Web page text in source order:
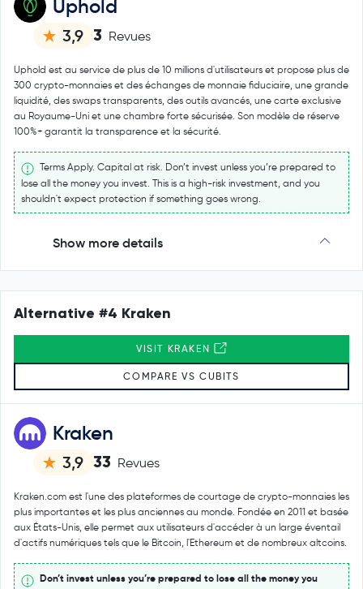
Uphold
3,9 3 Revues
Uphold est au service de plus de 10 millions d'utilisateurs et propose plus de
300 crypto-monnaies et des échanges de monnaie fiduciaire, une grande
liquidité, des swaps transparents, des outils avancés, une carte exclusive
au Royaume-Uni et une chambre forte sécurisée. Son modèle de réserve
100%+ garantit la transparence et la sécurité.
Terms Apply. Capital at risk. Don’t invest unless you’re prepared to
lose all the money you invest. This is a high-risk investment, and you
shouldn't expect protection if something goes wrong.
Show more details
Kraken
3,9 33 Revues
Kraken.com est l'une des plateformes de courtage de crypto-monnaies les
plus importantes et les plus anciennes au monde. Fondée en 2011 et basée
aux États-Unis, elle permet aux utilisateurs d'accéder à un large éventail
d'actifs numériques tels que le Bitcoin, l'Ethereum et de nombreux altcoins.
Don’t invest unless you’re prepared to lose all the money you
Alternative #4 Kraken
VISIT KRAKEN
COMPARE VS CUBITS